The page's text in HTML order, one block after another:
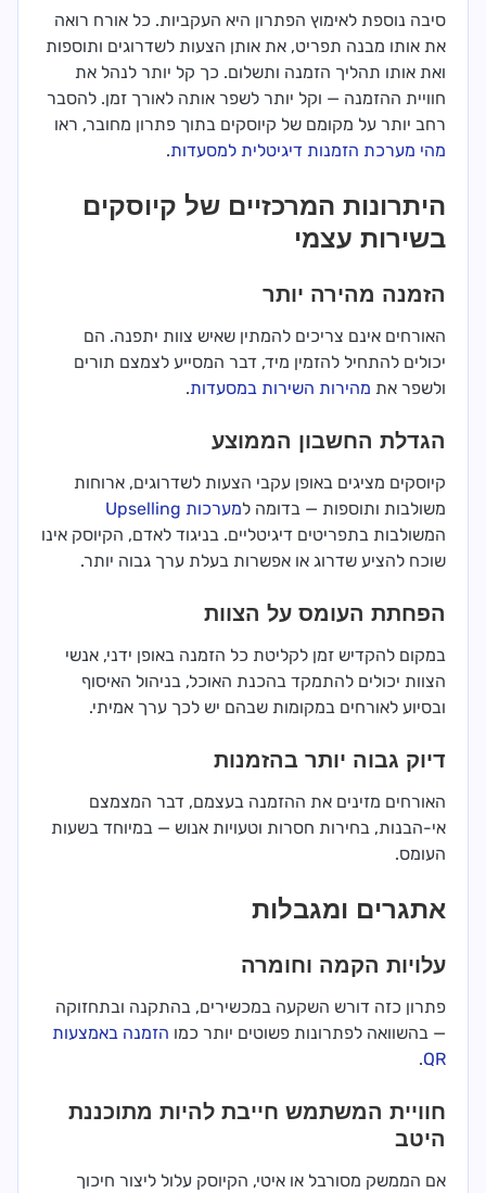
סיבה נוספת לאימוץ הפתרון היא העקביות. כל אורח רואה
את אותו מבנה תפריט, את אותן הצעות לשדרוגים ותוספות
ואת אותו תהליך הזמנה ותשלום. כך קל יותר לנהל את
חוויית ההזמנה — וקל יותר לשפר אותה לאורך זמן. להסבר
רחב יותר על מקומם של קיוסקים בתוך פתרון מחובר, ראו
מהי מערכת הזמנות דיגיטלית למסעדות.
היתרונות המרכזיים של קיוסקים
בשירות עצמי
הזמנה מהירה יותר
האורחים אינם צריכים להמתין שאיש צוות יתפנה. הם
יכולים להתחיל להזמין מיד, דבר המסייע לצמצם תורים
ולשפר את מהירות השירות במסעדות.
הגדלת החשבון הממוצע
קיוסקים מציגים באופן עקבי הצעות לשדרוגים, ארוחות
משולבות ותוספות — בדומה למערכות Upselling
המשולבות בתפריטים דיגיטליים. בניגוד לאדם, הקיוסק אינו
שוכח להציע שדרוג או אפשרות בעלת ערך גבוה יותר.
הפחתת העומס על הצוות
במקום להקדיש זמן לקליטת כל הזמנה באופן ידני, אנשי
הצוות יכולים להתמקד בהכנת האוכל, בניהול האיסוף
ובסיוע לאורחים במקומות שבהם יש לכך ערך אמיתי.
דיוק גבוה יותר בהזמנות
האורחים מזינים את ההזמנה בעצמם, דבר המצמצם
אי-הבנות, בחירות חסרות וטעויות אנוש — במיוחד בשעות
העומס.
אתגרים ומגבלות
עלויות הקמה וחומרה
פתרון כזה דורש השקעה במכשירים, בהתקנה ובתחזוקה
— בהשוואה לפתרונות פשוטים יותר כמו הזמנה באמצעות
QR
.
חוויית המשתמש חייבת להיות מתוכננת
היטב
אם הממשק מסורבל או איטי, הקיוסק עלול ליצור חיכוך